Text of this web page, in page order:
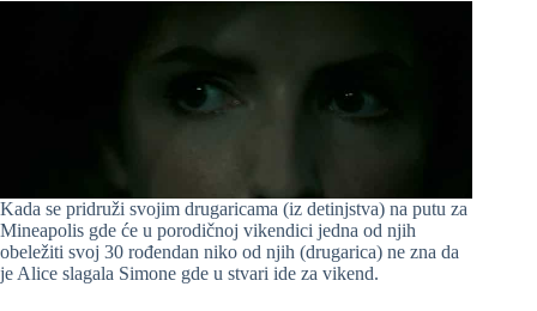
Kada se pridruži svojim drugaricama (iz detinjstva) na putu za
Mineapolis gde će u porodičnoj vikendici jedna od njih
obeležiti svoj 30 rođendan niko od njih (drugarica) ne zna da
je Alice slagala Simone gde u stvari ide za vikend.